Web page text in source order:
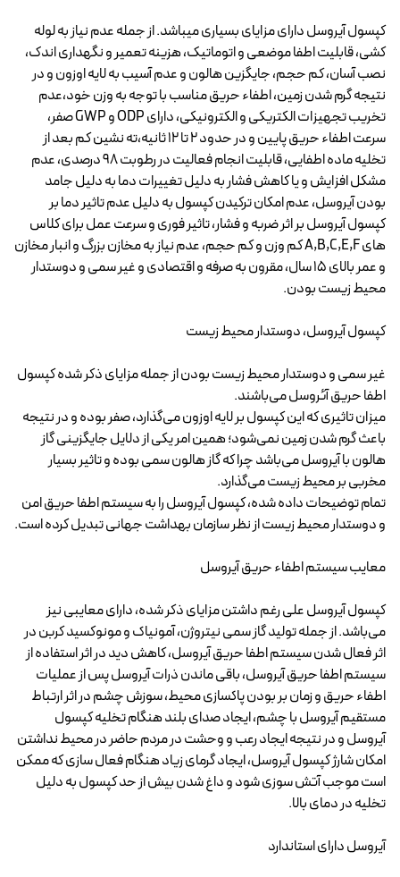
کپسول آیروسل دارای مزایای بسیاری میباشد. از جمله عدم نیاز به لوله
کشی، قابلیت اطفا موضعی و اتوماتیک، هزینه تعمیر و نگهداری اندک،
نصب آسان، کم حجم، جایگزین هالون و عدم آسیب به لایه اوزون و در
نتیجه گرم شدن زمین، اطفاء حریق مناسب با توجه به وزن خود،عدم
تخریب تجهیزات الکتریکی و الکترونیکی، دارای ODP و GWP صفر،
سرعت اطفاء حریق پایین و در حدود 2 تا 12 ثانیه،ته نشین کم بعد از
تخلیه ماده اطفایی، قابلیت انجام فعالیت در رطوبت 98 درصدی، عدم
مشکل افزایش و یا کاهش فشار به دلیل تغییرات دما به دلیل جامد
بودن آیروسل، عدم امکان ترکیدن کپسول به دلیل عدم تاثیر دما بر
کپسول آیروسل بر اثر ضربه و فشار، تاثیر فوری و سرعت عمل برای کلاس
های A,B,C,E,F کم وزن و کم حجم، عدم نیاز به مخازن بزرگ و انبار مخازن
و عمر بالای ۱۵ سال، مقرون به صرفه و اقتصادی و غیر سمی و دوستدار
محیط زیست بودن.
کپسول آیروسل، دوستدار محیط زیست
غیر سمی و دوستدار محیط زیست بودن از جمله مزایای ذکر شده کپسول
اطفا حریق آئروسل می‌باشند.
میزان تاثیری که این کپسول بر لایه اوزون می‌گذارد، صفر بوده و در نتیجه
باعث گرم شدن زمین نمی‌شود؛ همین امر یکی از دلایل جایگزینی گاز
هالون با آیروسل می‌باشد چرا که گاز هالون سمی بوده و تاثیر بسیار
مخربی بر محیط زیست می‌گذارد.
تمام توضیحات داده شده، کپسول آیروسل را به سیستم اطفا حریق امن
و دوستدار محیط زیست از نظر سازمان بهداشت جهانی تبدیل کرده است.
معایب سیستم اطفاء حریق آیروسل
کپسول آیروسل علی رغم داشتن مزایای ذکر شده، دارای معایبی نیز
می‌باشد. از جمله تولید گاز سمی نیتروژن، آمونیاک و مونوکسید کربن در
اثر فعال شدن سیستم اطفا حریق آیروسل، کاهش دید در اثر استفاده از
سیستم اطفا حریق آیروسل، باقی ماندن ذرات آیروسل پس از عملیات
اطفاء حریق و زمان بر بودن پاکسازی محیط، سوزش چشم در اثر ارتباط
مستقیم آیروسل با چشم، ایجاد صدای بلند هنگام تخلیه کپسول
آیروسل و در نتیجه ایجاد رعب و وحشت در مردم حاضر در محیط نداشتن
امکان شارژ کپسول آیروسل، ایجاد گرمای زیاد هنگام فعال سازی که ممکن
است موجب آتش سوزی شود و داغ شدن بیش از حد کپسول به دلیل
تخلیه در دمای بالا.
آیروسل دارای استاندارد